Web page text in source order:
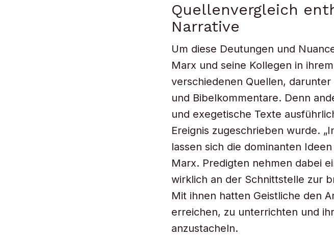
Quellenvergleich
Narrative
Um diese Deutungen und
Marx und seine Kollegen in
verschiedenen Quellen,
und Bibelkommentare. Denn
und exegetische Texte
Ereignis zugeschrieben wurde.
lassen sich die dominanten
Marx. Predigten nehmen dabei
wirklich an der Schnittstelle zur
Mit ihnen hatten Geistliche den
erreichen, zu unterrichten und
anzustacheln.